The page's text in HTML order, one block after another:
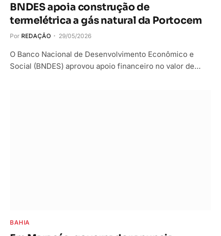
BNDES apoia construção de
termelétrica a gás natural da Portocem
Por REDAÇÃO 29/05/2026
O Banco Nacional de Desenvolvimento Econômico e
Social (BNDES) aprovou apoio financeiro no valor de…
BAHIA